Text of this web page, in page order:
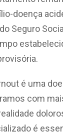
doença
Seguro
é uma
com
é